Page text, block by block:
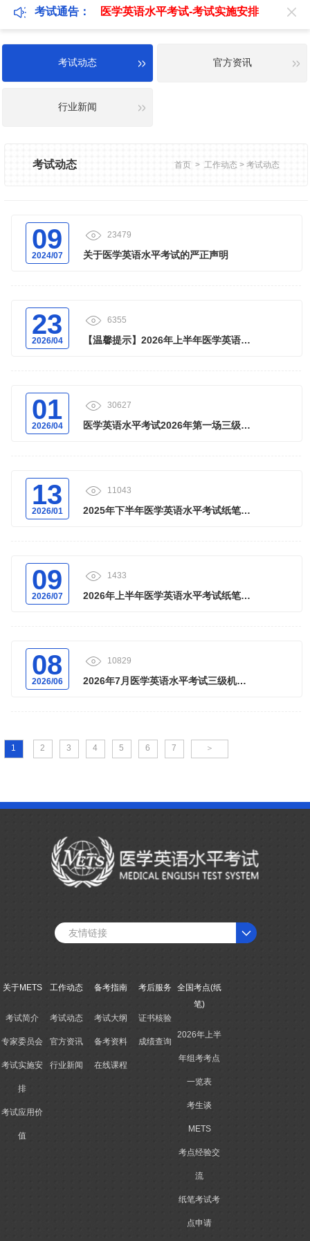
考试通告： 医学英语水平考试-考试实施安排
考试动态 官方资讯
行业新闻
考试动态 首页> 工作动态 > 考试动态
09
2024/07
23479
关于医学英语水平考试的严正声明
23
2026/04
6355
【温馨提示】2026年上半年医学英语水
01
2026/04
30627
医学英语水平考试2026年第一场三级机
13
2026/01
11043
2025年下半年医学英语水平考试纸笔考
09
2026/07
1433
2026年上半年医学英语水平考试纸笔考
08
2026/06
10829
2026年7月医学英语水平考试三级机考-
1 2 3 4 5 6 7 ＞
友情链接
关于METS
考试简介
专家委员会
考试实施安
排
考试应用价
值
工作动态
考试动态
官方资讯
行业新闻
备考指南
考试大纲
备考资料
在线课程
考后服务
证书核验
成绩查询
全国考点(纸
笔)
2026年上半
年组考考点
一览表
考生谈
METS
考点经验交
流
纸笔考试考
点申请